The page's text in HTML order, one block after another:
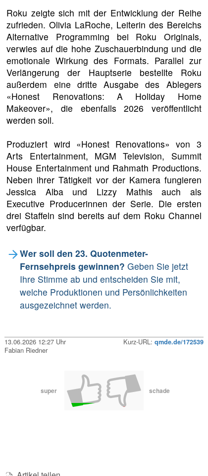
Roku zeigte sich mit der Entwicklung der Reihe
zufrieden. Olivia LaRoche, Leiterin des Bereichs
Alternative Programming bei Roku Originals,
verwies auf die hohe Zuschauerbindung und die
emotionale Wirkung des Formats. Parallel zur
Verlängerung der Hauptserie bestellte Roku
außerdem eine dritte Ausgabe des Ablegers
«Honest Renovations: A Holiday Home
Makeover», die ebenfalls 2026 veröffentlicht
werden soll.
Produziert wird «Honest Renovations» von 3
Arts Entertainment, MGM Television, Summit
House Entertainment und Rahmath Productions.
Neben ihrer Tätigkeit vor der Kamera fungieren
Jessica Alba und Lizzy Mathis auch als
Executive Producerinnen der Serie. Die ersten
drei Staffeln sind bereits auf dem Roku Channel
verfügbar.
Wer soll den 23. Quotenmeter-
Fernsehpreis gewinnen? Geben Sie jetzt
Ihre Stimme ab und entscheiden Sie mit,
welche Produktionen und Persönlichkeiten
ausgezeichnet werden.
13.06.2026 12:27 Uhr Kurz-URL: qmde.de/172539
Fabian Riedner
super schade